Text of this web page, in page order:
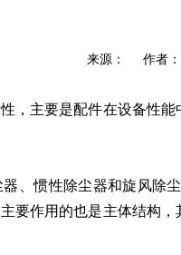
来源： 作者：
，主要是配件在设备性
、惯性除尘器和旋风除
要作用的也是主体结构